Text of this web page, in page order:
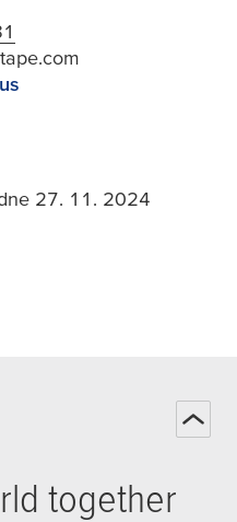
27. 11. 2024
together